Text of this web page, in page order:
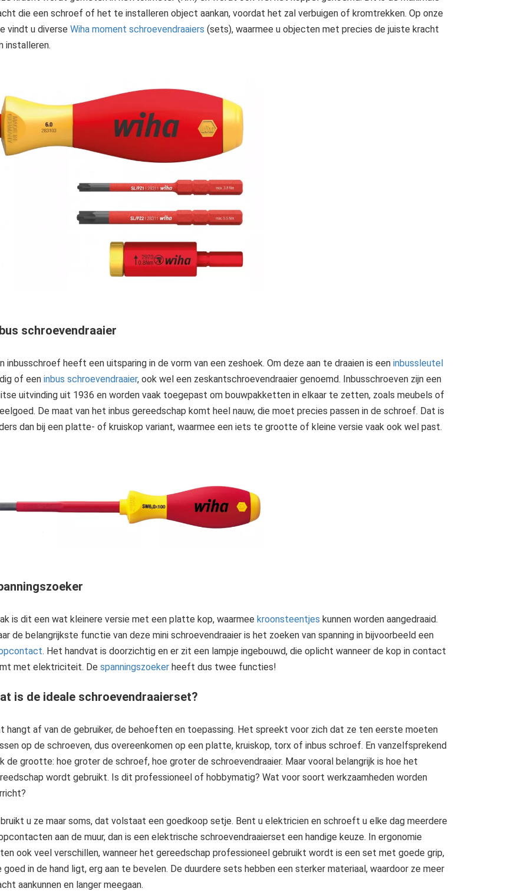
die een schroef of het te installeren object aankan, voordat het zal verbuigen of kromtrekken. Op onze
vindt u diverse Wiha moment schroevendraaiers (sets), waarmee u objecten met precies de juiste kracht
installeren.
schroevendraaier
inbusschroef heeft een uitsparing in de vorm van een zeshoek. Om deze aan te draaien is een inbussleutel
of een inbus schroevendraaier, ook wel een zeskantschroevendraaier genoemd. Inbusschroeven zijn een
uitvinding uit 1936 en worden vaak toegepast om bouwpakketten in elkaar te zetten, zoals meubels of
De maat van het inbus gereedschap komt heel nauw, die moet precies passen in de schroef. Dat is
dan bij een platte- of kruiskop variant, waarmee een iets te grootte of kleine versie vaak ook wel past.
is dit een wat kleinere versie met een platte kop, waarmee kroonsteentjes kunnen worden aangedraaid.
de belangrijkste functie van deze mini schroevendraaier is het zoeken van spanning in bijvoorbeeld een
. Het handvat is doorzichtig en er zit een lampje ingebouwd, die oplicht wanneer de kop in contact
met elektriciteit. De spanningszoekerheeft dus twee functies!
is de ideale schroevendraaierset?
hangt af van de gebruiker, de behoeften en toepassing. Het spreekt voor zich dat ze ten eerste moeten
op de schroeven, dus overeenkomen op een platte, kruiskop, torx of inbus schroef. En vanzelfsprekend
de grootte: hoe groter de schroef, hoe groter de schroevendraaier. Maar vooral belangrijk is hoe het
wordt gebruikt. Is dit professioneel of hobbymatig? Wat voor soort werkzaamheden worden
u ze maar soms, dat volstaat een goedkoop setje. Bent u elektricien en schroeft u elke dag meerdere
aan de muur, dan is een elektrische schroevendraaierset een handige keuze. In ergonomie
ook veel verschillen, wanneer het gereedschap professioneel gebruikt wordt is een set met goede grip,
goed in de hand ligt, erg aan te bevelen. De duurdere sets hebben een sterker materiaal, waardoor ze meer
aankunnen en langer meegaan.